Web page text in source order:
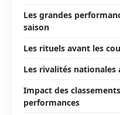
Les grandes
saison
Les rituels avant les
Les rivalités
Impact des
performances